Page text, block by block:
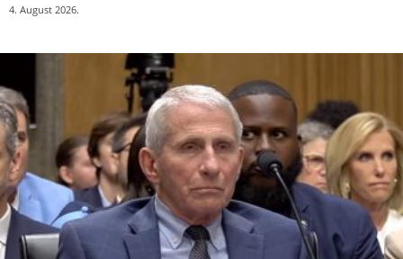
4. August 2026.